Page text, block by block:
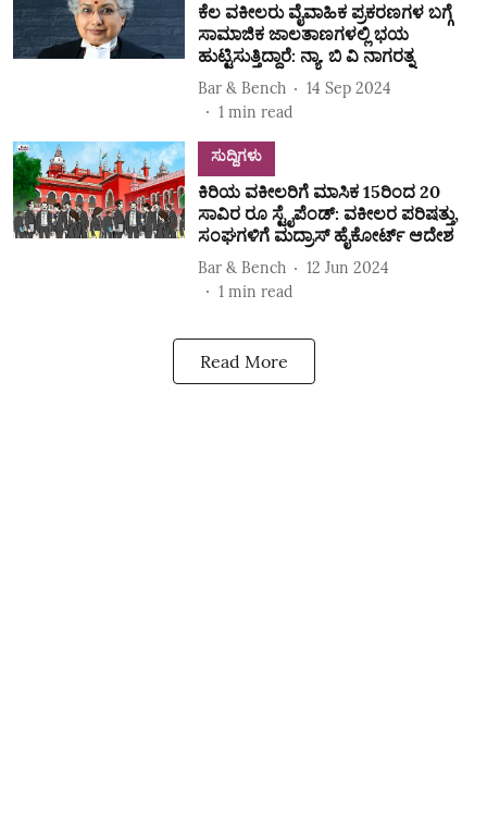
ಕೆಲ ವಕೀಲರು ವೈವಾಹಿಕ ಪ್ರಕರಣಗಳ ಬಗ್ಗೆ
ಸಾಮಾಜಿಕ ಜಾಲತಾಣಗಳಲ್ಲಿ ಭಯ
ಹುಟ್ಟಿಸುತ್ತಿದ್ದಾರೆ: ನ್ಯಾ. ಬಿ ವಿ ನಾಗರತ್ನ
Bar & Bench
14 Sep 2024
1 min read
ಸುದ್ದಿಗಳು
ಕಿರಿಯ ವಕೀಲರಿಗೆ ಮಾಸಿಕ 15ರಿಂದ 20
ಸಾವಿರ ರೂ ಸ್ಟೈಪೆಂಡ್‌: ವಕೀಲರ ಪರಿಷತ್ತು,
ಸಂಘಗಳಿಗೆ ಮದ್ರಾಸ್‌ ಹೈಕೋರ್ಟ್‌ ಆದೇಶ
Bar & Bench
12 Jun 2024
1 min read
Read More